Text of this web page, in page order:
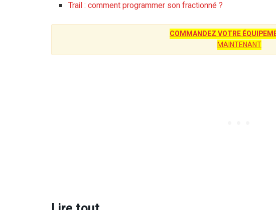
Trail : comment programmer son fractionné ?
COMMANDEZ VOTRE
MAINTENANT